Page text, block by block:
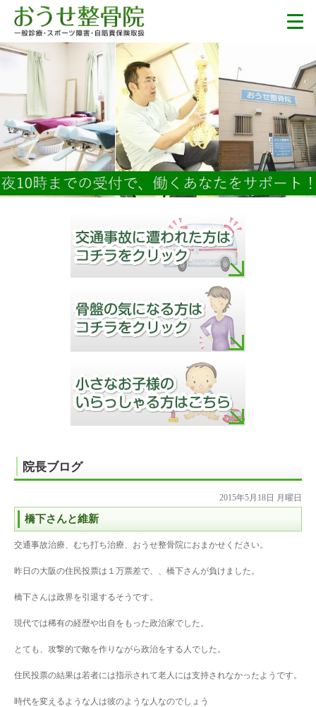
院長ブログ
2015年5月18日 月曜日
橋下さんと維新
交通事故治療、むち打ち治療、おうせ整骨院におまかせください。
昨日の大阪の住民投票は１万票差で、、橋下さんが負けました。
橋下さんは政界を引退するそうです。
現代では稀有の経歴や出自をもった政治家でした。
とても、攻撃的で敵を作りながら政治をする人でした。
住民投票の結果は若者には指示されて老人には支持されなかったようです。
時代を変えるような人は彼のような人なのでしょう